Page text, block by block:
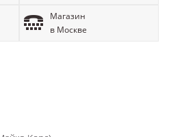
Магазин
в Москве